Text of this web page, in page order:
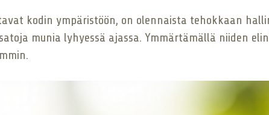
kodin ympäristöön, on olennaista tehokkaan
munia lyhyessä ajassa. Ymmärtämällä niiden